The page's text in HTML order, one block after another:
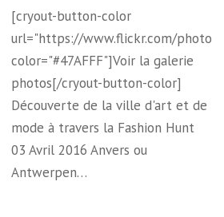
[cryout-button-color
url="https://www.flickr.com/
color="#47AFFF"]Voir la galerie
photos[/cryout-button-color]
Découverte de la ville d'art et de
mode à travers la Fashion Hunt
03 Avril 2016 Anvers ou
Antwerpen…